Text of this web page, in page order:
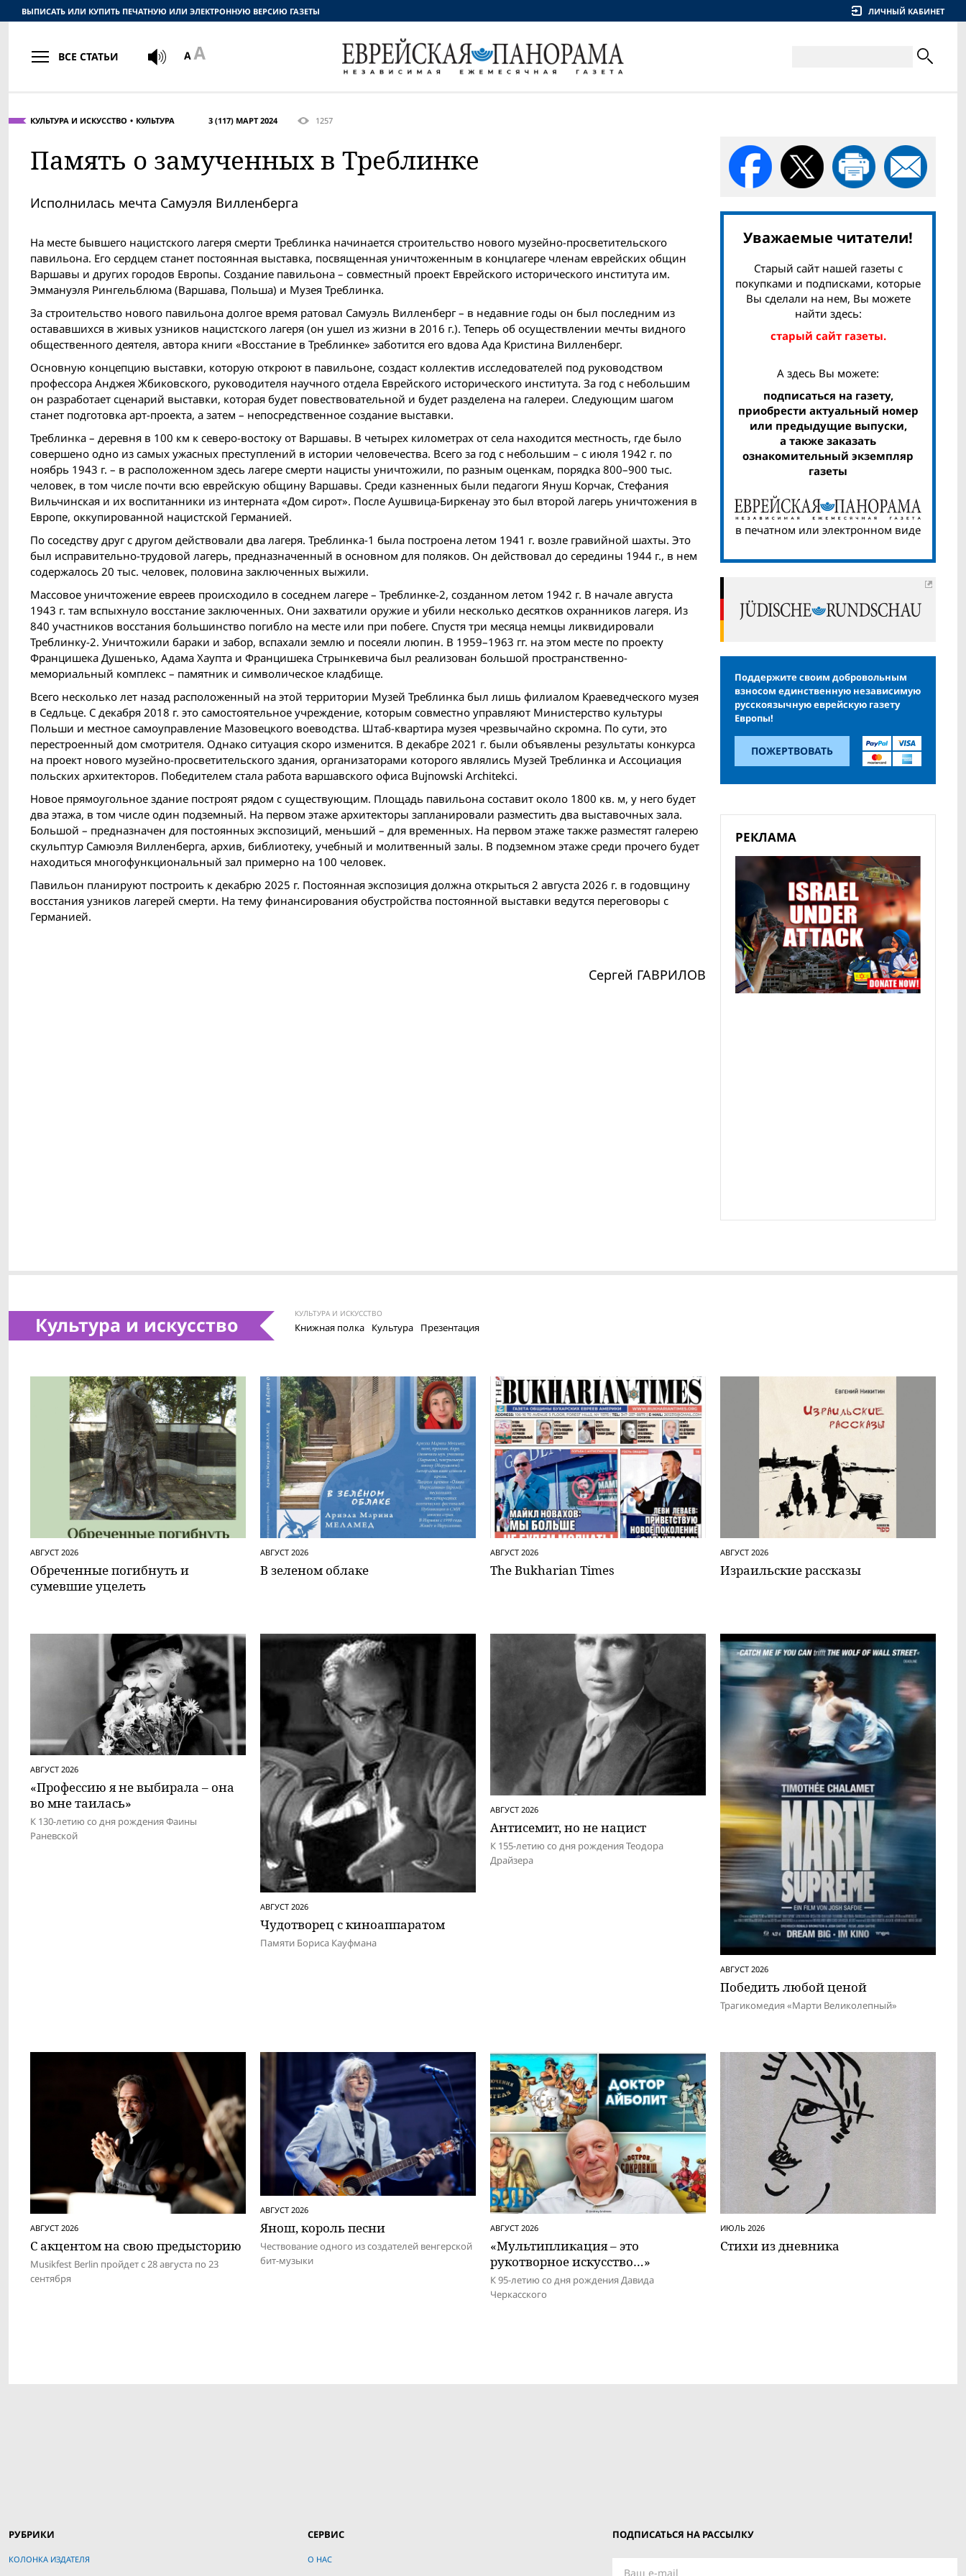
КУЛЬТУРА И ИСКУССТВО КУЛЬТУРА 3 (117) МАРТ 2024 1257
Память о замученных в Треблинке
Исполнилась мечта Самуэля Вилленберга
На месте бывшего нацистского лагеря смерти Треблинка начинается строительство нового музейно-просветительского
павильона. Его сердцем станет постоянная выставка, посвященная уничтоженным в концлагере членам еврейских общин
Варшавы и других городов Европы. Создание павильона – совместный проект Еврейского исторического института им.
Эммануэля Рингельблюма (Варшава, Польша) и Музея Треблинка.
Зa строительствo нового павильона долгое время ратовал Самуэль Вилленберг – в недавние годы он был последним из
остававшихся в живых узников нацистского лагеря (он ушел из жизни в 2016 г.). Теперь об осуществлении мечты видного
общественного деятеля, автора книги «Восстание в Треблинке» заботится его вдова Ада Кристина Вилленберг.
Основную концепцию выставки, которую откроют в павильоне, создаст коллектив исследователей под руководством
профессора Анджея Жбиковского, руководителя научного отдела Еврейского исторического института. За год с небольшим
он разработает сценарий выставки, которая будет повествовательной и будет разделена на галереи. Следующим шагом
станет подготовка арт-проекта, а затем – непосредственное создание выставки.
Треблинка – деревня в 100 км к северо-востоку от Варшавы. В четырех километрах от села находится местность, где было
совершено одно из самых ужасных преступлений в истории человечества. Всего за год с небольшим – с июля 1942 г. по
ноябрь 1943 г. – в расположенном здесь лагере смерти нацисты уничтожили, по разным оценкам, порядка 800–900 тыс.
человек, в том числе почти всю еврейскую общину Варшавы. Среди казненных были педагоги Януш Корчак, Стефания
Вильчинская и их воспитанники из интерната «Дом сирот». После Аушвица-Биркенау это был второй лагерь уничтожения в
Европе, оккупированной нацистской Германией.
По соседству друг с другом действовали два лагеря. Треблинка-1 была построена летом 1941 г. возле гравийной шахты. Это
был исправительно-трудовой лагерь, предназначенный в основном для поляков. Он действовал до середины 1944 г., в нем
содержалoсь 20 тыс. человек, половина заключенных выжили.
Массовое уничтожение евреев происходило в соседнем лагере – Треблинке-2, созданном летом 1942 г. В начале августа
1943 г. там вспыхнуло восстание заключенных. Они захватили оружие и убили несколько десятков охранников лагеря. Из
840 участников восстания большинство погибло на месте или при побеге. Спустя три месяца немцы ликвидировали
Треблинку-2. Уничтожили бараки и забор, вспахали землю и посеяли люпин. В 1959–1963 гг. на этом месте по проекту
Францишека Душенько, Адама Хаупта и Францишека Стрынкевича был реализован большой пространственно-
мемориальный комплекс – памятник и символическое кладбище.
Всего несколько лет назад расположенный на этой территории Музей Треблинка был лишь филиалом Краеведческого музея
в Седльце. С декабря 2018 г. это самостоятельное учреждение, которым совместно управляют Министерство культуры
Польши и местное самоуправление Мазовецкого воеводства. Штаб-квартира музея чрезвычайно скромна. По сути, это
перестроенный дом смотрителя. Однако ситуация скоро изменится. В декабре 2021 г. были объявлены результаты конкурса
на проект нового музейно-просветительского здания, организаторами которого являлись Музей Треблинка и Ассоциация
польских архитекторов. Победителем стала работа варшавского офиса Bujnowski Architekci.
Новое прямоугольное здание построят рядом с существующим. Площадь павильона составит около 1800 кв. м, у него будет
два этажа, в том числе один подземный. На первом этаже архитекторы запланировали разместить два выставочных зала.
Большой – предназначен для постоянных экспозиций, меньший – для временных. На первом этаже также разместят галерею
скульптур Самюэля Вилленберга, архив, библиотеку, учебный и молитвенный залы. В подземном этаже среди прочего будет
находиться многофункциональный зал примерно на 100 человек.
Павильон планируют построить к декабрю 2025 г. Постоянная экспозиция должна открыться 2 августа 2026 г. в годовщину
восстания узников лагерей смерти. На тему финансирования обустройства постоянной выставки ведутся переговоры с
Германией.
Сергей ГАВРИЛОВ
Уважаемые читатели!
Старый сайт нашей газеты с
покупками и подписками, которые
Вы сделали на нем, Вы можете
найти здесь:
старый сайт газеты.
А здесь Вы можете:
подписаться на газету,
приобрести актуальный номер
или предыдущие выпуски,
а также заказать
ознакомительный экземпляр
газеты
в печатном или электронном виде
Поддержите своим добровольным
взносом единственную независимую
русскоязычную еврейскую газету
Европы!
ПОЖЕРТВОВАТЬ
РЕКЛАМА
Культура и искусство КУЛЬТУРА И ИСКУССТВО
Книжная полка Культура Презентация
АВГУСТ 2026
Обреченные погибнуть и
сумевшие уцелеть
АВГУСТ 2026
В зеленом облаке
АВГУСТ 2026
The Bukharian Times
АВГУСТ 2026
Израильские рассказы
АВГУСТ 2026
«Профессию я не выбирала – она
во мне таилась»
К 130-летию со дня рождения Фаины
Раневской
АВГУСТ 2026
Чудотворец с киноаппаратом
Памяти Бориса Кауфмана
АВГУСТ 2026
Антисемит, но не нацист
К 155-летию со дня рождения Теодора
Драйзера
АВГУСТ 2026
Победить любой ценой
Трагикомедия «Марти Великолепный»
АВГУСТ 2026
С акцентом на свою предысторию
Musikfest Berlin пройдет с 28 августа по 23
сентября
АВГУСТ 2026
Янош, король песни
Чествование одного из создателей венгерской
бит-музыки
АВГУСТ 2026
«Мультипликация – это
рукотворное искусство…»
К 95-летию со дня рождения Давида
Черкасского
ИЮЛЬ 2026
Стихи из дневника
ВЫПИСАТЬ ИЛИ КУПИТЬ ПЕЧАТНУЮ ИЛИ ЭЛЕКТРОННУЮ ВЕРСИЮ ГАЗЕТЫ ЛИЧНЫЙ КАБИНЕТ
ВСЕ СТАТЬИ
РУБРИКИ
КОЛОНКА ИЗДАТЕЛЯ
СЕРВИС
О НАС
ПОДПИСАТЬСЯ НА РАССЫЛКУ